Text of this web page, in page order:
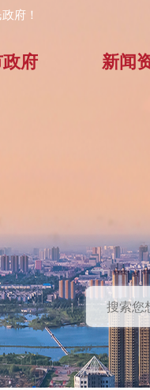
府！
府 新闻